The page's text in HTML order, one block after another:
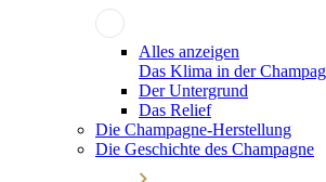
Alles anzeigen
Das Klima in der
Der Untergrund
Das Relief
Die Champagne-Herstellung
Die Geschichte des Champagne